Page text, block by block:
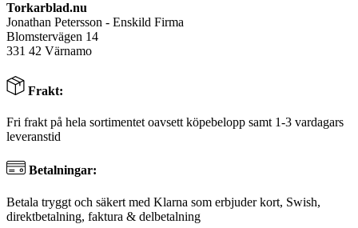
Torkarblad.nu
Jonathan Petersson - Enskild Firma
Blomstervägen 14
331 42 Värnamo
Frakt:
Fri frakt på hela sortimentet oavsett köpebelopp samt 1-3 vardagars
leveranstid
Betalningar:
Betala tryggt och säkert med Klarna som erbjuder kort, Swish,
direktbetalning, faktura & delbetalning